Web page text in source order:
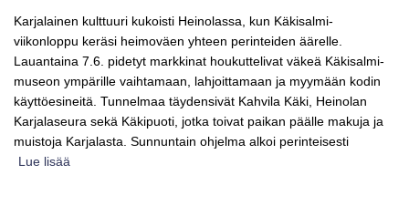
Karjalainen kulttuuri kukoisti Heinolassa, kun Käkisalmi-
viikonloppu keräsi heimoväen yhteen perinteiden äärelle.
Lauantaina 7.6. pidetyt markkinat houkuttelivat väkeä Käkisalmi-
museon ympärille vaihtamaan, lahjoittamaan ja myymään kodin
käyttöesineitä. Tunnelmaa täydensivät Kahvila Käki, Heinolan
Karjalaseura sekä Käkipuoti, jotka toivat paikan päälle makuja ja
muistoja Karjalasta. Sunnuntain ohjelma alkoi perinteisesti
Lue lisää